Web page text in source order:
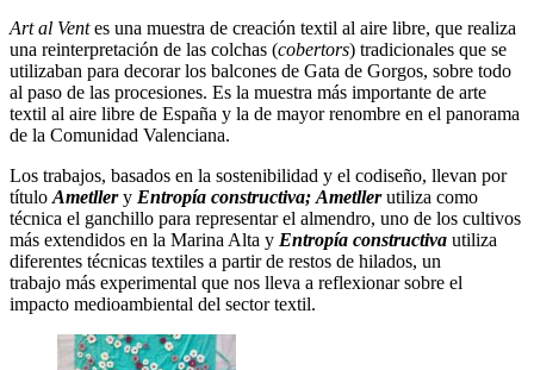
Art al Ventes una muestra de creación textil al aire libre, que realiza
una reinterpretación de las colchas (cobertors) tradicionales que se
utilizaban para decorar los balcones de Gata de Gorgos, sobre todo
al paso de las procesiones. Es la muestra más importante de arte
textil al aire libre de España y la de mayor renombre en el panorama
de la Comunidad Valenciana.
Los trabajos, basados en la sostenibilidad y el codiseño, llevan por
título Ametllery Entropía constructiva; Ametller utiliza como
técnica el ganchillo para representar el almendro, uno de los cultivos
más extendidos en la Marina Alta y Entropía constructiva utiliza
diferentes técnicas textiles a partir de restos de hilados, un
trabajo más experimental que nos lleva a reflexionar sobre el
impacto medioambiental del sector textil.